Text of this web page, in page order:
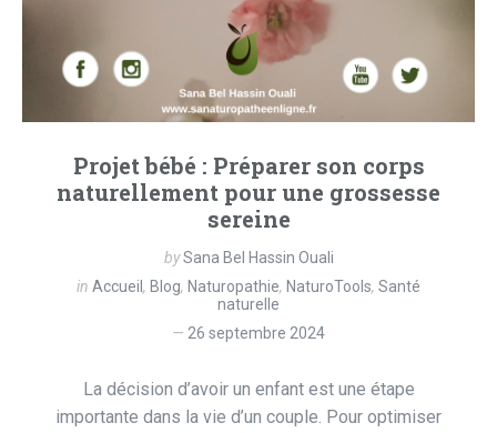
Projet bébé : Préparer son corps
naturellement pour une grossesse
sereine
bySana Bel Hassin Ouali
in Accueil , Blog, Naturopathie, NaturoTools, Santé
naturelle
26 septembre 2024
La décision d’avoir un enfant est une étape
importante dans la vie d’un couple. Pour optimiser